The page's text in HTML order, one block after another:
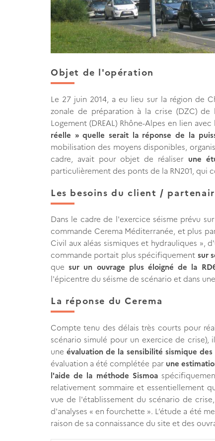
Objet de l'opération
Le 27 juin 2014, a eu lieu sur la région de
zonale de préparation à la crise (DZC)
Logement (DREAL) Rhône-Alpes en lien
réelle » quelle serait la réponse de la
mobilisation des moyens disponibles,
cadre, avait pour objet de réaliser une
particulièrement des ponts de la RN201, qui
Les besoins du client /
Dans le cadre de l'exercice séisme prévu
commande Cerema Méditerranée, et plus
Civil aux aléas sismiques et hydrauliques »,
commande portait plus spécifiquement sur
quesur un ouvrage plus éloigné de la
l'épicentre du séisme de scénario et dans
La réponse du Cerema
Compte tenu des délais très courts pour
scénario simulé pour un exercice de crise),
uneévaluation de la sensibilité sismique
évaluation a été complétée par une
l'aide de la méthode Sismoa
relativement sommaire et essentiellement
vue de l'établissement du scénario de
d'analyses « en fourchette ». L’étude a été
raison de sa connaissance du site et des